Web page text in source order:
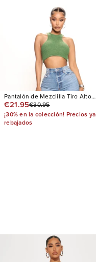
Pantalón de Mezclilla Tiro Alto
Pierna Recta Long Lost 90's
€21.95€30.95
¡30% en la colección! Precios ya
rebajados